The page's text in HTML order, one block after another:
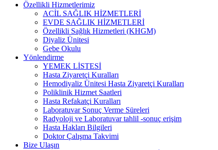
Özellikli Hizmetlerimiz
ACİL SAĞLIK HİZMETLERİ
EVDE SAĞLIK HİZMETLERİ
Özellikli Sağlık Hizmetleri (KHGM)
Diyaliz Ünitesi
Gebe Okulu
Yönlendirme
YEMEK LİSTESİ
Hasta Ziyaretçi Kuralları
Hemodiyaliz Ünitesi Hasta Ziyaretçi Kuralları
Poliklinik Hizmet Saatleri
Hasta Refakatçi Kuralları
Laboratuvar Sonuç Verme Süreleri
Radyoloji ve Laboratuvar tahlil -sonuç erişim
Hasta Hakları Bilgileri
Doktor Çalışma Takvimi
Bize Ulaşın